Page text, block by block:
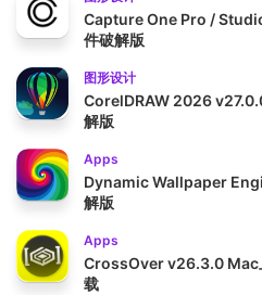
Capture One Pro /
件破解版
图形设计
CorelDRAW 2026
解版
Apps
Dynamic Wallpaper
解版
Apps
CrossOver v26.3.0 Mac
载